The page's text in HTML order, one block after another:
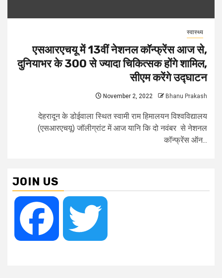
स्वास्थ्य
एसआरएचयू में 13वीं नेशनल कॉन्फ्रेंस आज से,
दुनियाभर के 300 से ज्यादा चिकित्सक होंगे शामिल,
सीएम करेंगे उद्घाटन
November 2, 2022 Bhanu Prakash
देहरादून के डोईवाला स्थित स्वामी राम हिमालयन विश्वविद्यालय
(एसआरएचयू) जॉलीग्रांट में आज यानि कि दो नवंबर से नेशनल
कॉन्फ्रेंस ऑन...
JOIN US
Facebook